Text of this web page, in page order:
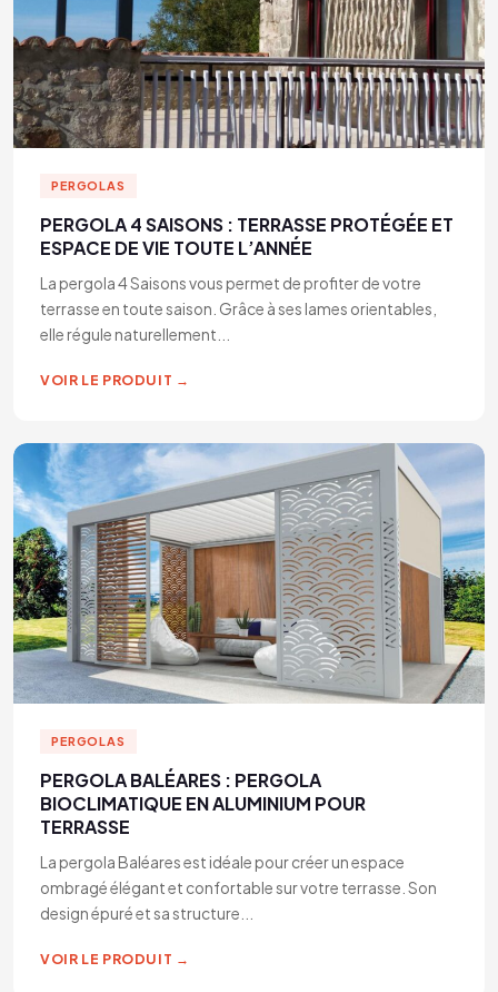
PERGOLAS
PERGOLA 4 SAISONS : TERRASSE PROTÉGÉE ET
ESPACE DE VIE TOUTE L’ANNÉE
La pergola 4 Saisons vous permet de profiter de votre
terrasse en toute saison. Grâce à ses lames orientables,
elle régule naturellement...
VOIR LE PRODUIT →
PERGOLAS
PERGOLA BALÉARES : PERGOLA
BIOCLIMATIQUE EN ALUMINIUM POUR
TERRASSE
La pergola Baléares est idéale pour créer un espace
ombragé élégant et confortable sur votre terrasse. Son
design épuré et sa structure...
VOIR LE PRODUIT →